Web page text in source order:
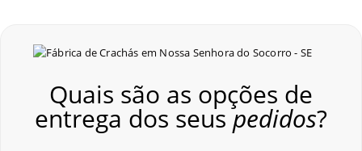
Quais são as opções de
entrega dos seuspedidos?